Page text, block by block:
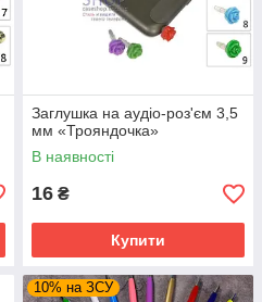
Заглушка на аудіо-роз'єм 3,5
мм «Трояндочка»
В наявності
16 ₴
Купити
10% на ЗСУ